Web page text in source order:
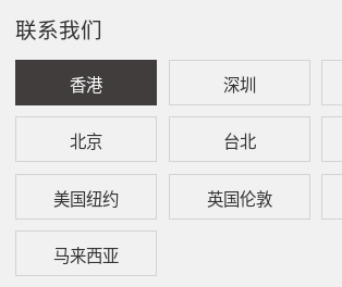
这意味着，大多数租赁将同时在
资产和负债。
出租人的处理
出租人的会计处理基本保持不变，
联系我们
香港 深圳
北京 台北
美国纽约 英国伦敦
马来西亚